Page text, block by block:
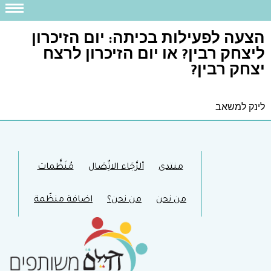
הצעה לפעילות בכיתה: יום הזיכרון
ליצחק רבין? או יום הזיכרון לרצח
יצחק רבין?
לינק למשאב
منتدى ألرَّجَاء الاتٌِصَال مُنَظَّمات
من نحن من نحن؟ اضافة منظّمة